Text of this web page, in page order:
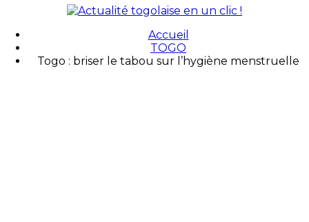
Accueil
TOGO
Togo : briser le tabou sur l’hygiène menstruelle